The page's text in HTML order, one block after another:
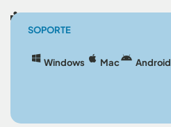
SOPORTE
Windows Mac Android